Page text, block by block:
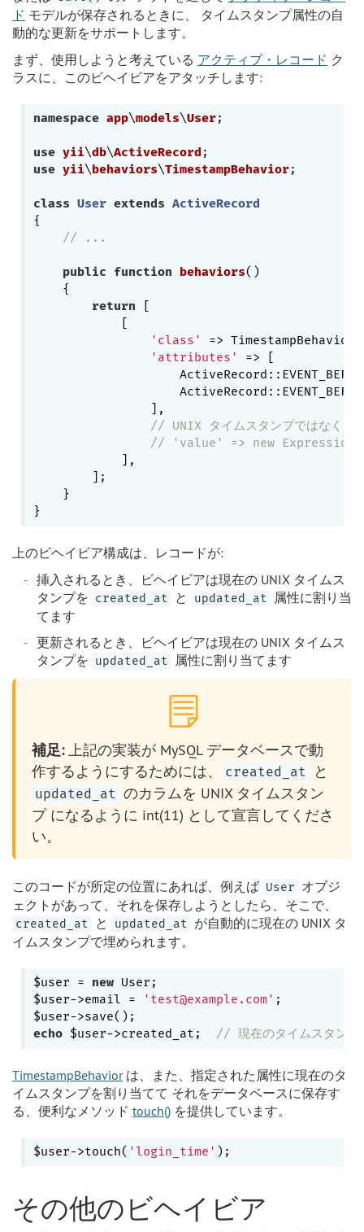
ド モデルが保存されるときに、 タイムスタンプ属性の自
動的な更新をサポートします。
まず、使用しようと考えている アクティブ・レコード ク
ラスに、このビヘイビアをアタッチします:
namespace app\models\User;
use yii\db\ActiveRecord
use yii\behaviors\TimestampBehavior;
class User extends ActiveRecord
{
// ...
public function behaviors()
{
return [
            [
'class'
=>
'attributes'
=> [
                ],
// UNIX タイムスタンプではなく
// 'value' => new
            ],
        ];
    }
上のビヘイビア構成は、レコードが:
挿入されるとき、ビヘイビアは現在の UNIX タイムス
タンプを created_at と updated_at
属性に割り当
てます
更新されるとき、ビヘイビアは現在の UNIX タイムス
タンプを updated_at 属性に割り当てます
補足:上記の実装が MySQL データベースで動
作するようにするためには、
created_at と
updated_at のカラムを UNIX タイムスタン
プ になるように int(11) として宣言してくださ
い。
このコードが所定の位置にあれば、例えば User オブジ
ェクトがあって、それを保存しようとしたら、そこで、
created_at と updated_at が自動的に現在の UNIX タ
イムスタンプで埋められます。
$user = new User;
$user->email =
'test@example.com' ;
echo $user->created_at; // 現在のタイムスタンプ
TimestampBehaviorは、また、指定された属性に現在のタ
イムスタンプを割り当てて それをデータベースに保存す
る、便利なメソッド touch() を提供しています。
$user->touch( 'login_time'
その他のビヘイビア